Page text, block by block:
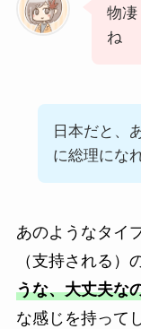
物凄
ね
日本だと、
に総理にな
あのようなタイ
（支持される）
うな、大丈夫な
な感じを持って